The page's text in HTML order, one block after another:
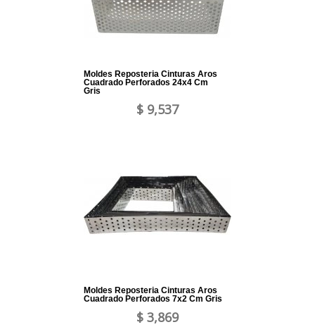
Moldes Reposteria Cinturas Aros
Cuadrado Perforados 24x4 Cm
Gris
$ 9,537
Moldes Reposteria Cinturas Aros
Cuadrado Perforados 7x2 Cm Gris
$ 3,869